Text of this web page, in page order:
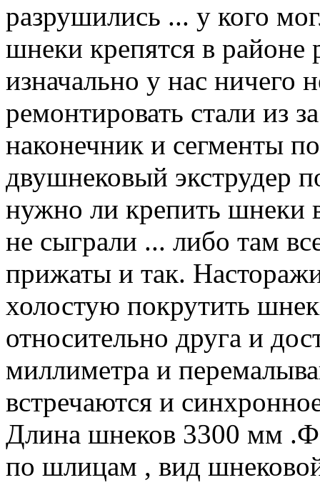
разрушились ... у кого
шнеки крепятся в районе
изначально у нас ничего
ремонтировать стали из
наконечник и сегменты
двушнековый экструдер
нужно ли крепить шнеки
не сыграли ... либо там
прижаты и так.
холостую покрутить
относительно друга и
миллиметра и
встречаются и
Длина шнеков 3300 мм
по шлицам , вид